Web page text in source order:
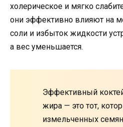
холерическое и мягко
они эффективно влияют на
соли и избыток жидкости
а вес уменьшается.
Эффективный
жира — это тот,
измельченных